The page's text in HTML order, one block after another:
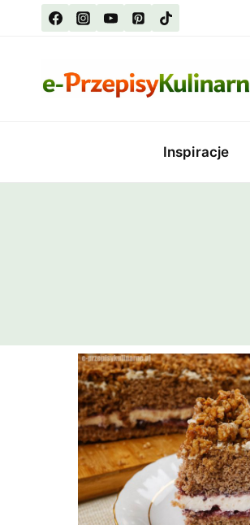
Inspiracje